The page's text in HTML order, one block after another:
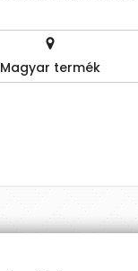
Magyar termék